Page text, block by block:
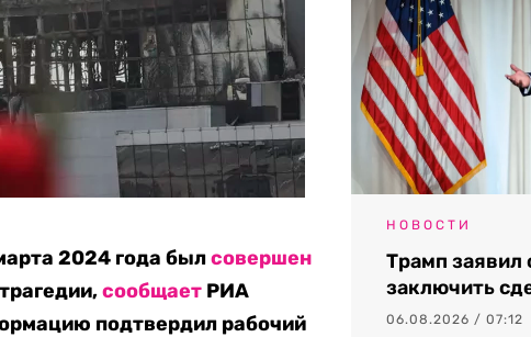
2024 года былсовершен
сообщает РИА
подтвердил рабочий
НОВОСТИ
Трамп заявил
заключить
06.08.2026 / 07:12